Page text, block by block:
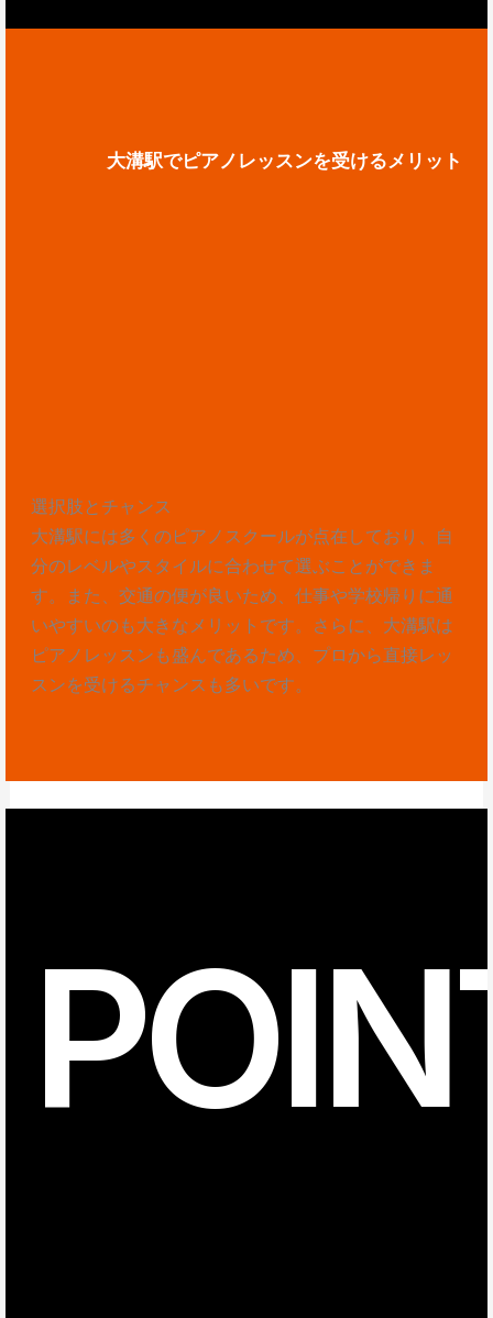
大溝駅でピアノレッスンを受けるメリット
選択肢とチャンス
大溝駅には多くのピアノスクールが点在しており、自
分のレベルやスタイルに合わせて選ぶことができま
す。また、交通の便が良いため、仕事や学校帰りに通
いやすいのも大きなメリットです。さらに、大溝駅は
ピアノレッスンも盛んであるため、プロから直接レッ
スンを受けるチャンスも多いです。